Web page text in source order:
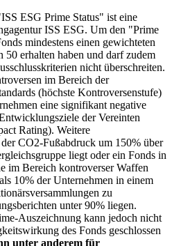
ESG Prime Status" ist eine
ISS ESG. Um den "Prime
mindestens einen gewichteten
erhalten haben und darf zudem
nicht überschreiten.
im Bereich der
(höchste Kontroversenstufe)
eine signifikant negative
der Vereinten
Rating). Weitere
CO2-Fußabdruck um 150% über
liegt oder ein Fonds in
im Bereich kontroverser Waffen
10% der Unternehmen in einem
zu
unter 90% liegen.
Auszeichnung kann jedoch nicht
des Fonds geschlossen
unter anderem für